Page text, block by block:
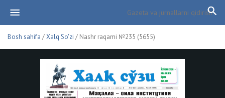
Bosh sahifa /Xalq So'zi / Nashr raqami №235 (5655)